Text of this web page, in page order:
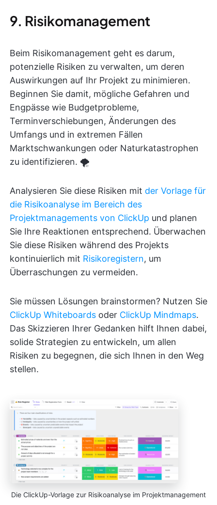
9. Risikomanagement
Beim Risikomanagement geht es darum,
potenzielle Risiken zu verwalten, um deren
Auswirkungen auf Ihr Projekt zu minimieren.
Beginnen Sie damit, mögliche Gefahren und
Engpässe wie Budgetprobleme,
Terminverschiebungen, Änderungen des
Umfangs und in extremen Fällen
Marktschwankungen oder Naturkatastrophen
zu identifizieren. 🌪️
Analysieren Sie diese Risiken mit der Vorlage für
die Risikoanalyse im Bereich des
Projektmanagements von ClickUp und planen
Sie Ihre Reaktionen entsprechend. Überwachen
Sie diese Risiken während des Projekts
kontinuierlich mit Risikoregistern, um
Überraschungen zu vermeiden.
Sie müssen Lösungen brainstormen? Nutzen Sie
ClickUp Whiteboards oder ClickUp Mindmaps.
Das Skizzieren Ihrer Gedanken hilft Ihnen dabei,
solide Strategien zu entwickeln, um allen
Risiken zu begegnen, die sich Ihnen in den Weg
stellen.
Die ClickUp-Vorlage zur Risikoanalyse im Projektmanagement